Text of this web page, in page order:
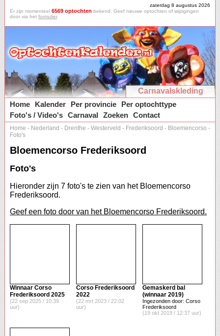
zaterdag 8 augustus 2026
Er zijn momenteel 6569 optochten bekend. Geef nieuwe optochten of wijzigingen
door via het formulier.
Carnavalskleding
Home
Kalender Per provincie
Per optochttype
Foto's / Video's Carnaval Zoeken Contact
Home - Nederland - Drenthe - Westerveld - Frederiksoord - Bloemencorso -
Foto's
Bloemencorso Frederiksoord
Foto's
Hieronder zijn 7 foto's te zien van het Bloemencorso
Frederiksoord.
Geef een foto door van het Bloemencorso Frederiksoord.
Winnaar Corso
Frederiksoord 2025
(22 sep 2025 / 10:39
uur)
Corso Frederiksoord
2022
(22 mrt 2023 / 22:02
uur)
Gemaskerd bal
(winnaar 2019)
Ingezonden door: Corso
Frederiksoord
(19 okt 2019 / 12:37 uur)